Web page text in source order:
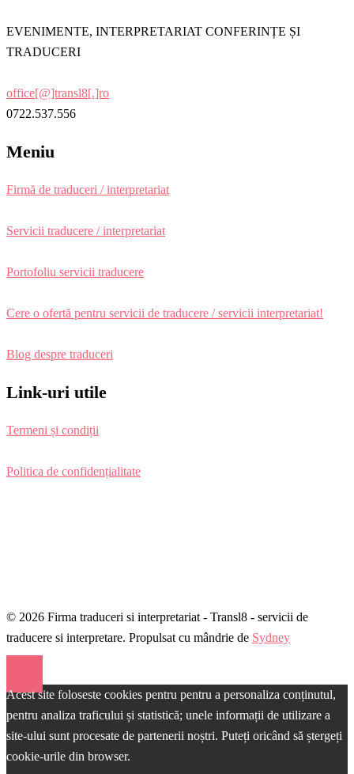
EVENIMENTE, INTERPRETARIAT CONFERINȚE ȘI
TRADUCERI
office[@]transl8[.]ro
0722.537.556
Meniu
Firmă de traduceri / interpretariat
Servicii traducere / interpretariat
Portofoliu servicii traducere
Cere o ofertă pentru servicii de traducere / servicii interpretariat!
Blog despre traduceri
Link-uri utile
Termeni și condiții
Politica de confidențialitate
© 2026 Firma traduceri si interpretariat - Transl8 - servicii de
traducere si interpretare. Propulsat cu mândrie de Sydney
Acest site foloseste cookies pentru pentru a personaliza conținutul,
pentru analiza traficului și statistică; unele informații de utilizare a
site-ului sunt procesate de partenerii noștri. Puteți oricând să ștergeți
cookie-urile din browser.